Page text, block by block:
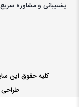
پشتیبانی و مشاوره سریع
کليه حقوق اين